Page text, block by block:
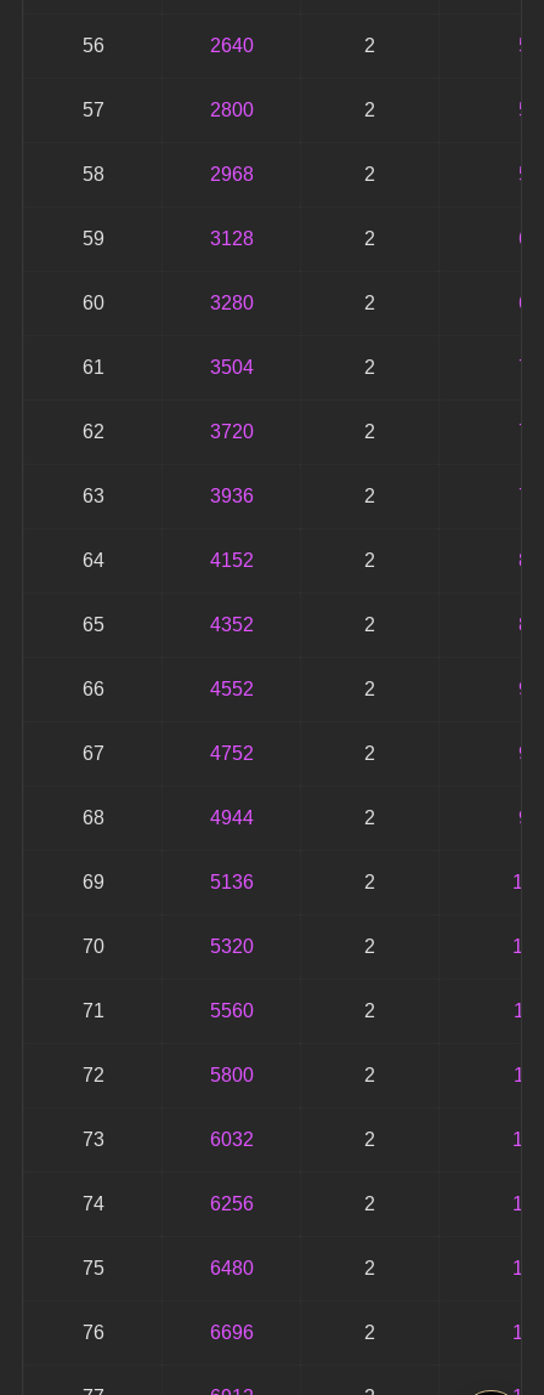
56 2640 2
57 2800 2
58 2968 2
59 3128 2
60 3280 2
61 3504 2
62 3720 2
63 3936 2
64 4152 2
65 4352 2
66 4552 2
67 4752 2
68 4944 2
69 5136 2
70 5320 2
71 5560 2
72 5800 2
73 6032 2
74 6256 2
75 6480 2
76 6696 2